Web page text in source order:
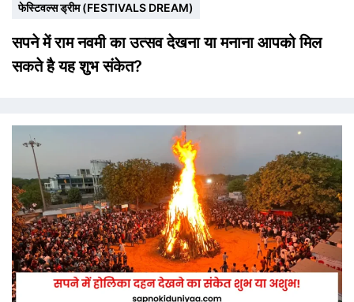
फेस्टिवल्स ड्रीम (FESTIVALS DREAM)
सपने में राम नवमी का उत्सव देखना या मनाना आपको मिल
सकते है यह शुभ संकेत?